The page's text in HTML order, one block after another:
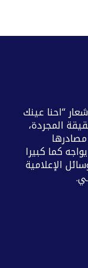
“احنا عينك
المجردة،
كما كبيرا
الإعلامية